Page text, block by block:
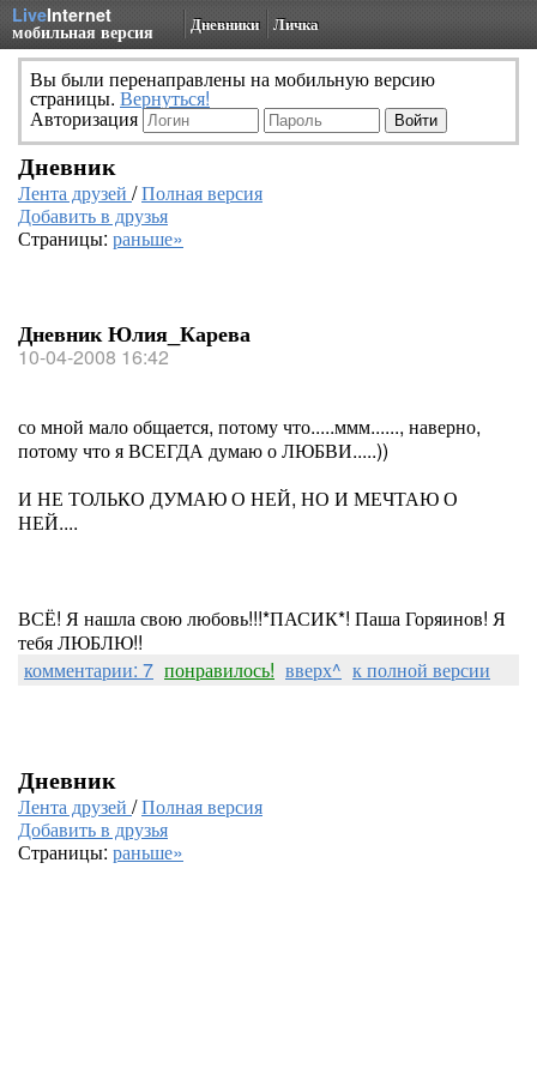
LiveInternet
мобильная версия Дневники Личка
Вы были перенаправлены на мобильную версию
страницы. Вернуться!
Авторизация
Дневник
Лента друзей /Полная версия
Добавить в друзья
Страницы: раньше»
Дневник Юлия_Карева
10-04-2008 16:42
со мной мало общается, потому что.....ммм......, наверно,
потому что я ВСЕГДА думаю о ЛЮБВИ.....))
И НЕ ТОЛЬКО ДУМАЮ О НЕЙ, НО И МЕЧТАЮ О
НЕЙ....
ВСЁ! Я нашла свою любовь!!!*ПАСИК*! Паша Горяинов! Я
тебя ЛЮБЛЮ!!
комментарии: 7 понравилось! вверх^ к полной версии
Дневник
Лента друзей /Полная версия
Добавить в друзья
Страницы: раньше»